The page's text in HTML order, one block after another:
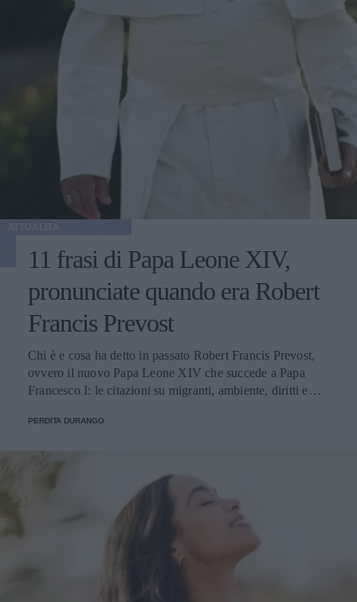
11 frasi di Papa Leone XIV,
pronunciate quando era Robert
Francis Prevost
Chi è e cosa ha detto in passato Robert Francis Prevost,
ovvero il nuovo Papa Leone XIV che succede a Papa
Francesco I: le citazioni su migranti, ambiente, diritti e
PERDITA DURANGO